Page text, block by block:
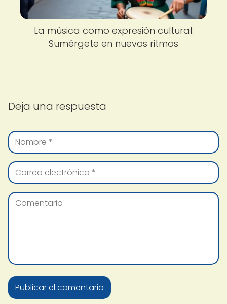
La música como expresión cultural:
Sumérgete en nuevos ritmos
Deja una respuesta